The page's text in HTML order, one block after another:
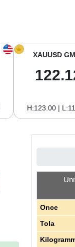
XAUUSD
H:123.00 |
Once
Tola